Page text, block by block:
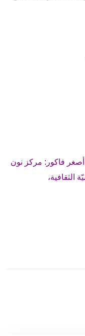
فاكور: مركز نون
الثقافية،